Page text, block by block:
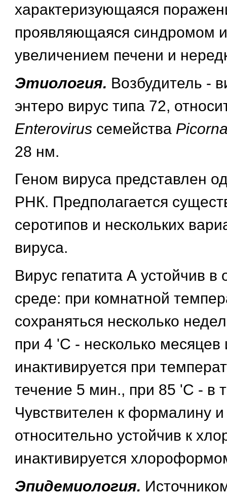
характеризующаяся
проявляющаяся синдромом
увеличением печени и
Этиология. Возбудитель -
энтеро вирус типа 72,
Enterovirus семейства
28 нм.
Геном вируса представлен
РНК. Предполагается
серотипов и нескольких
вируса.
Вирус гепатита А устойчив
среде: при комнатной
сохраняться несколько
при 4 'C - несколько месяцев
инактивируется при
течение 5 мин., при 85 'С - в
Чувствителен к формалину
относительно устойчив к
инактивируется
Эпидемиология.